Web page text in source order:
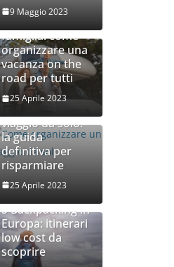
9 Maggio 2023
Camper e
famiglia: come
organizzare una
vacanza on the
road per tutti
25 Aprile 2023
Come
organizzare un
viaggio da solo:
la guida
definitiva per
risparmiare
25 Aprile 2023
5 Backpacking in
Europa: itinerari
low cost da
scoprire